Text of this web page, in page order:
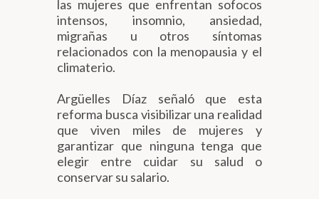
las mujeres que enfrentan sofocos
intensos, insomnio, ansiedad,
migrañas u otros síntomas
relacionados con la menopausia y el
climaterio.
Argüelles Díaz señaló que esta
reforma busca visibilizar una realidad
que viven miles de mujeres y
garantizar que ninguna tenga que
elegir entre cuidar su salud o
conservar su salario.